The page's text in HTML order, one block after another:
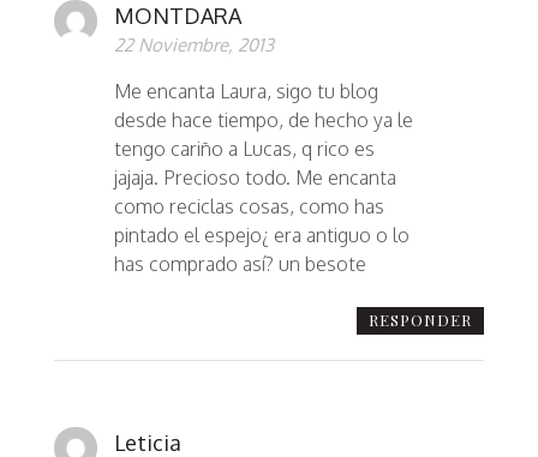
MONTDARA
22 Noviembre, 2013
Me encanta Laura, sigo tu blog
desde hace tiempo, de hecho ya le
tengo cariño a Lucas, q rico es
jajaja. Precioso todo. Me encanta
como reciclas cosas, como has
pintado el espejo¿ era antiguo o lo
has comprado así? un besote
RESPONDER
Leticia